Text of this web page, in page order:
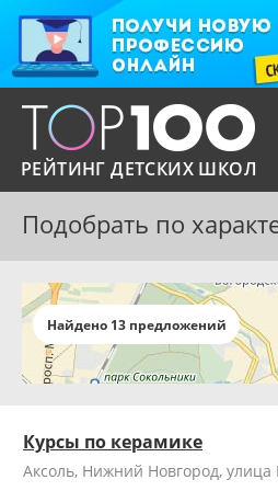
РЕЙТИНГ ДЕТСКИХ ШКОЛ
Подобрать по
Найдено 13 предложений
Курсы по керамике
Аксоль, Нижний Новгород, улица